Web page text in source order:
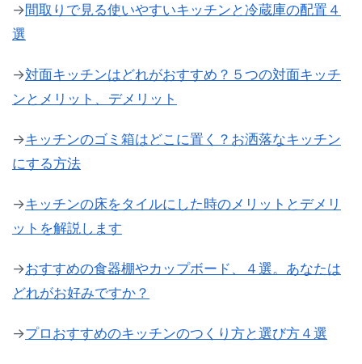
→間取りで見る使いやすいキッチンと冷蔵庫の配置４
選
→対面キッチンはどれがおすすめ？５つの対面キッチ
ンとメリット、デメリット
→キッチンのゴミ箱はどこに置く？お洒落なキッチン
にする方法
→キッチンの床をタイルにした時のメリットとデメリ
ットを解説します
→おすすめの食器棚やカップボード、４選。あなたは
どれがお好みですか？
→プロおすすめのキッチンのつくり方と選び方４選